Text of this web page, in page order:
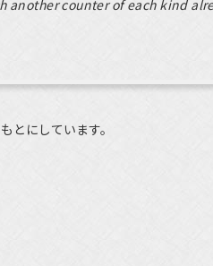
another counter of each kind
とにしています。